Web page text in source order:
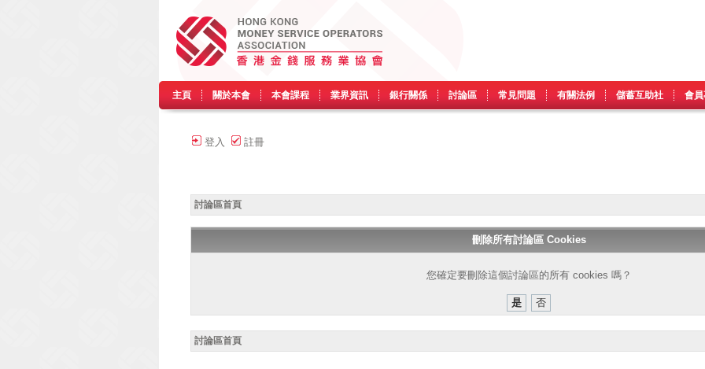
主頁 關於本會 本會課程 業界資訊 銀行關係 討論區 常見問題 有關法例 儲蓄互助社 會
登入 註冊
討論區首頁
刪除所有討論區 Cookies
您確定要刪除這個討論區的所有 cookies 嗎？
討論區首頁